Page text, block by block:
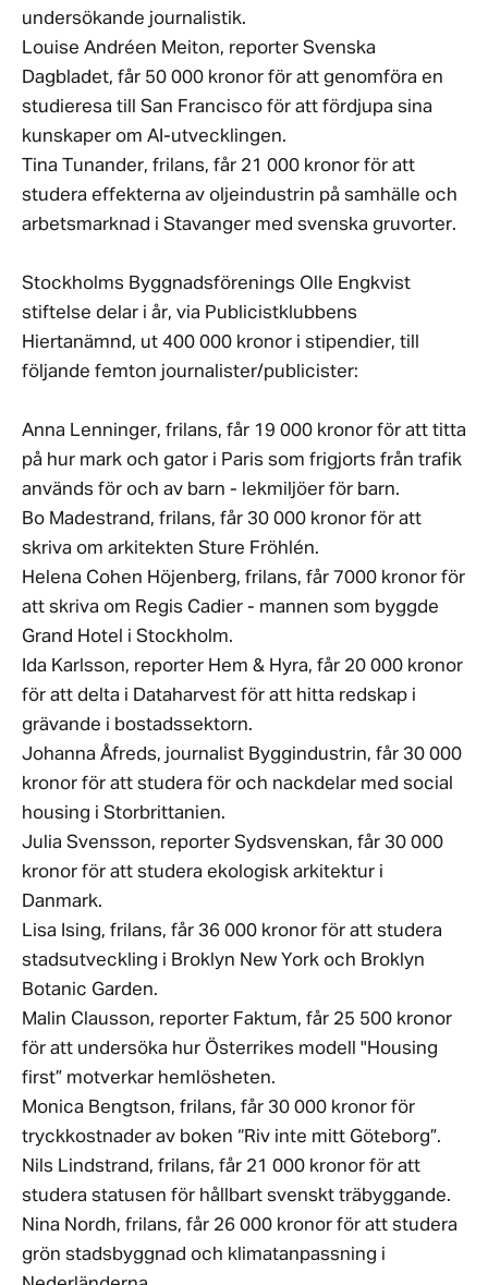
undersökande journalistik.
Louise Andréen Meiton, reporter Svenska
Dagbladet, får 50 000 kronor för att genomföra en
studieresa till San Francisco för att fördjupa sina
kunskaper om AI-utvecklingen.
Tina Tunander, frilans, får 21 000 kronor för att
studera effekterna av oljeindustrin på samhälle och
arbetsmarknad i Stavanger med svenska gruvorter.
Stockholms Byggnadsförenings Olle Engkvist
stiftelse delar i år, via Publicistklubbens
Hiertanämnd, ut 400 000 kronor i stipendier, till
följande femton journalister/publicister:
Anna Lenninger, frilans, får 19 000 kronor för att titta
på hur mark och gator i Paris som frigjorts från trafik
används för och av barn - lekmiljöer för barn.
Bo Madestrand, frilans, får 30 000 kronor för att
skriva om arkitekten Sture Fröhlén.
Helena Cohen Höjenberg, frilans, får 7000 kronor för
att skriva om Regis Cadier - mannen som byggde
Grand Hotel i Stockholm.
Ida Karlsson, reporter Hem & Hyra, får 20 000 kronor
för att delta i Dataharvest för att hitta redskap i
grävande i bostadssektorn.
Johanna Åfreds, journalist Byggindustrin, får 30 000
kronor för att studera för och nackdelar med social
housing i Storbrittanien.
Julia Svensson, reporter Sydsvenskan, får 30 000
kronor för att studera ekologisk arkitektur i
Danmark.
Lisa Ising, frilans, får 36 000 kronor för att studera
stadsutveckling i Broklyn New York och Broklyn
Botanic Garden.
Malin Clausson, reporter Faktum, får 25 500 kronor
för att undersöka hur Österrikes modell "Housing
first” motverkar hemlösheten.
Monica Bengtson, frilans, får 30 000 kronor för
tryckkostnader av boken “Riv inte mitt Göteborg”.
Nils Lindstrand, frilans, får 21 000 kronor för att
studera statusen för hållbart svenskt träbyggande.
Nina Nordh, frilans, får 26 000 kronor för att studera
grön stadsbyggnad och klimatanpassning i